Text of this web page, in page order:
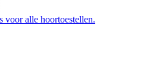
voor alle hoortoestellen.